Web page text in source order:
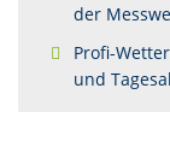
der
Profi-
und